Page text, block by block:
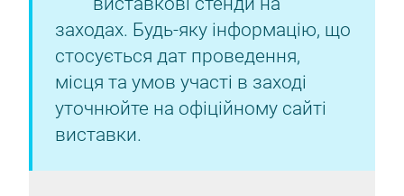
заходах. Будь-яку інформацію, що
стосується дат проведення,
місця та умов участі в заході
уточнюйте на офіційному сайті
виставки.